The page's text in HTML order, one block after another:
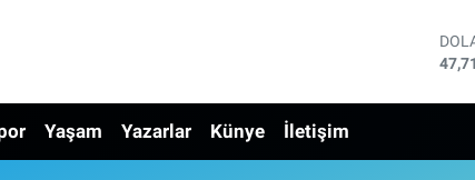
Yaşam Yazarlar Künye İletişim